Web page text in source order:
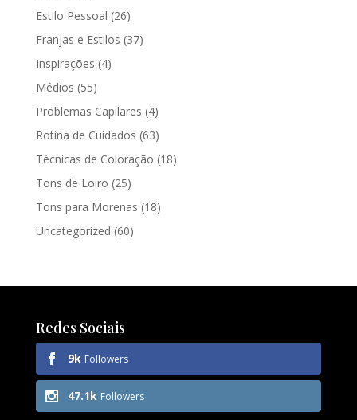
Estilo Pessoal (26)
Franjas e Estilos (37)
Inspirações (4)
Médios (55)
Problemas Capilares (4)
Rotina de Cuidados (63)
Técnicas de Coloração (18)
Tons de Loiro (25)
Tons para Morenas (18)
Uncategorized (60)
Redes Sociais
9k Followers
47.1k Followers